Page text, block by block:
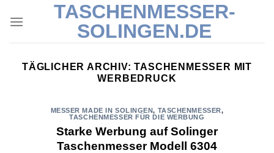
TASCHENMESSER-
SOLINGEN.DE
TÄGLICHER ARCHIV:TASCHENMESSER MIT
WERBEDRUCK
MESSER MADE IN SOLINGEN, TASCHENMESSER,
TASCHENMESSER FÜR DIE WERBUNG
Starke Werbung auf Solinger
Taschenmesser Modell 6304